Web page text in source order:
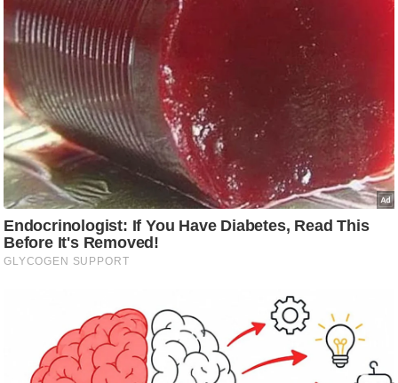
ज
ब्री
फ
म
नो
रं
ज
न
ज
ग
त
हॉ